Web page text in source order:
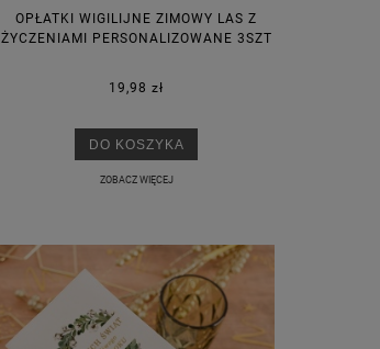
OPŁATKI WIGILIJNE ZIMOWY LAS Z
ŻYCZENIAMI PERSONALIZOWANE 3SZT
19,98 zł
DO KOSZYKA
ZOBACZ WIĘCEJ